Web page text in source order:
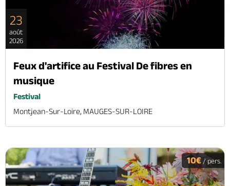
23
août
2026
Feux d'artifice au Festival De fibres en
musique
Festival
Montjean-Sur-Loire, MAUGES-SUR-LOIRE
10€ / pers.